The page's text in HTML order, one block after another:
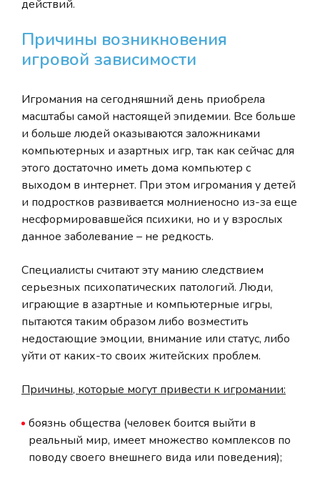
действий.
Причины возникновения
игровой зависимости
Игромания на сегодняшний день приобрела
масштабы самой настоящей эпидемии. Все больше
и больше людей оказываются заложниками
компьютерных и азартных игр, так как сейчас для
этого достаточно иметь дома компьютер с
выходом в интернет. При этом игромания у детей
и подростков развивается молниеносно из-за еще
несформировавшейся психики, но и у взрослых
данное заболевание – не редкость.
Специалисты считают эту манию следствием
серьезных психопатических патологий. Люди,
играющие в азартные и компьютерные игры,
пытаются таким образом либо возместить
недостающие эмоции, внимание или статус, либо
уйти от каких-то своих житейских проблем.
Причины, которые могут привести к игромании:
боязнь общества (человек боится выйти в
реальный мир, имеет множество комплексов по
поводу своего внешнего вида или поведения);